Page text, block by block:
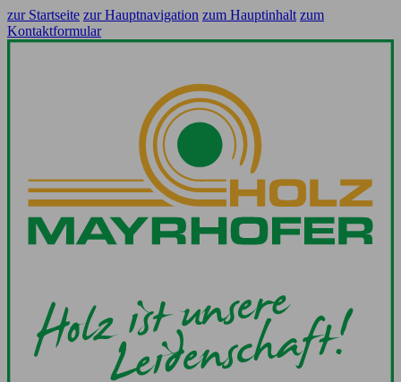
zur Startseite zur Hauptnavigation zum Hauptinhalt zum
Kontaktformular